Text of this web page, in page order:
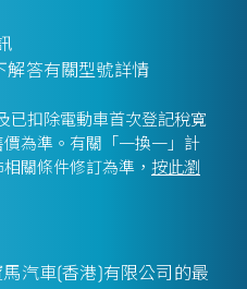
解答有關型號詳情
已扣除電動車首次登記稅寬
為準。有關「一換一」計
關條件修訂為準， 按此瀏
汽車(香港)有限公司的最